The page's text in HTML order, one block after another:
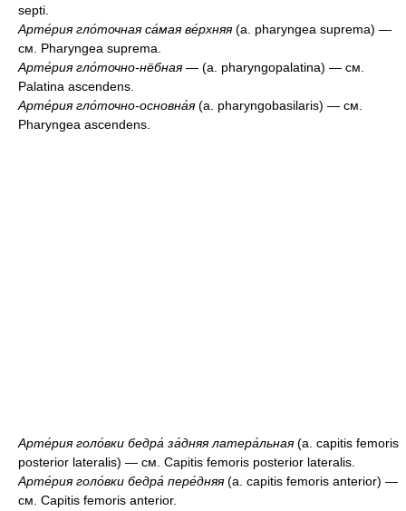
septi.
Арте́рия гло́точная са́мая ве́рхняя(a. pharyngea suprema) —
см. Pharyngea suprema.
Арте́рия гло́точно-нёбная— (a. pharyngopalatina) — см.
Palatina ascendens.
Арте́рия гло́точно-основна́я(a. pharyngobasilaris) — см.
Pharyngea ascendens.
Арте́рия голо́вки бедра́ за́дняя латера́льная(a. capitis femoris
posterior lateralis) — см. Capitis femoris posterior lateralis.
Арте́рия голо́вки бедра́ пере́дняя(a. capitis femoris anterior) —
см. Capitis femoris anterior.